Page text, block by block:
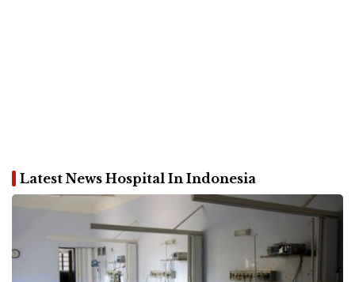
Latest News Hospital In Indonesia